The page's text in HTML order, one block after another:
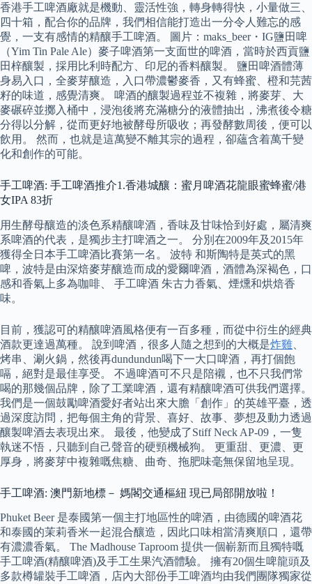
香港手工啤酒廠就是機動、靈活性強，轉身轉得快，小量做三、
四十箱，配合你的品牌，我們相信能打造出一分令人難忘的感
覺，一支有感情的精釀手工啤酒。 圖片：maks_beer・IG鹽田啤
（Yim Tin Pale Ale）麥子啤酒第一支面世的啤酒，當時於西貢鹽
田梓釀製，採用比利時配方、印尼的香料釀製。 鹽田啤酒體薄
身易入口，全麥芽釀造，入口帶濃鬱麥香，又有蜂蜜、橙和芫茜
籽的味道，感覺清爽。 啤酒的釀製過程並不複雜，將麥芽、大
麥碾碎並擲入桶中，浸泡後將充滿糖分的液體抽出，沸煮後令糖
分得以分解，從而更好地被酵母所吸收；再發酵數周後，便可以
飲用。 然而，也就是這萬變不離其宗的過程，卻蘊含着萬千變
化和創作的可能。
手工啤酒: 手工啤酒推介1.香港城釀：蜜月啤酒花龍眼蜜蜂蜜/港
女IPA 83折
用生酵母釀造的淡色系精釀啤酒，香味及甘味恰到好處，屬清爽
系啤酒的代表，是獨步主打啤酒之一。 分別在2009年及2015年
獲得全日本手工啤酒比賽第一名。 波特 和斯陶特是英式的黑
啤，波特是由深焙麥芽釀造而成的愛爾啤酒，酒體為深褐色，口
感和香氣上多為咖啡、 手工啤酒 朱古力香氣、煙燻和烘焙香
味。
目前，獲認可的精釀啤酒風格便有一百多種，而從中衍生的經典
酒款更達過萬種。 說到啤酒，很多人隨之想到的大概是炸雞
烤串、涮火鍋，然後再dundundun喝下一大口啤酒，再打個飽
嗝，絕對是最佳享受。 不過啤酒可不只是陪襯，也不只我們常
喝的那幾個品牌，除了工業啤酒，還有精釀啤酒可供我們選擇。
我們是一個鼓勵啤酒愛好者站出來大膽「創作」的英雄平臺，透
過深度訪問，把每個主角的背景、喜好、故事、夢想及動力透過
釀製啤酒去表現出來。 最後，他變成了Stiff Neck AP-09，一隻
執迷不悟，只聽到自己聲音的硬頸機械狗。 更重甜、更濃、更
厚身，將麥芽中複雜嘅焦糖、曲奇、拖肥味毫無保留地呈現。
手工啤酒: 澳門新地標－ 媽閣交通樞紐 現已局部開放啦！
Phuket Beer 是泰國第一個主打地區性的啤酒，由德國的啤酒花
和泰國的茉莉香米一起混合釀造，因此口味相當清爽順口，還帶
有濃濃香氣。 The Madhouse Taproom 提供一個嶄新而且獨特嘅
手工啤酒(精釀啤酒)及手工生果汽酒體驗。 擁有20個生啤龍頭及
多款樽罐裝手工啤酒，店內大部份手工啤酒均由我們團隊獨家從